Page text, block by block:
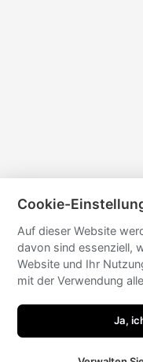
Folgen Sie uns
Cookie-
Auf dieser Website
davon sind essenziell,
Website und Ihr
mit der Verwendung
Ja,